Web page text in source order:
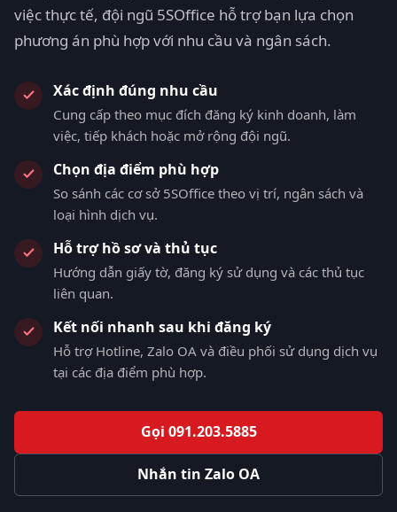
việc thực tế, đội ngũ 5SOffice hỗ trợ bạn lựa chọn
phương án phù hợp với nhu cầu và ngân sách.
Xác định đúng nhu cầu
Cung cấp theo mục đích đăng ký kinh doanh, làm
việc, tiếp khách hoặc mở rộng đội ngũ.
Chọn địa điểm phù hợp
So sánh các cơ sở 5SOffice theo vị trí, ngân sách và
loại hình dịch vụ.
Hỗ trợ hồ sơ và thủ tục
Hướng dẫn giấy tờ, đăng ký sử dụng và các thủ tục
liên quan.
Kết nối nhanh sau khi đăng ký
Hỗ trợ Hotline, Zalo OA và điều phối sử dụng dịch vụ
tại các địa điểm phù hợp.
Gọi 091.203.5885
Nhắn tin Zalo OA